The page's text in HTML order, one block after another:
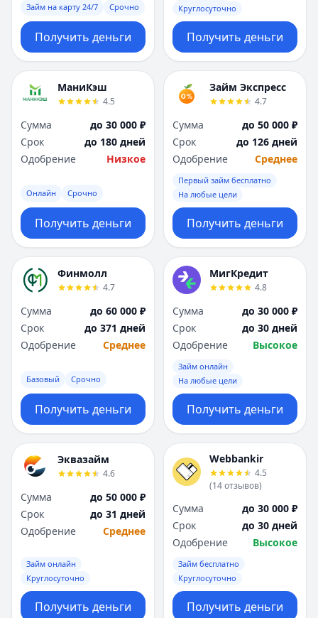
Займ на карту 24/7 Срочно
Получить деньги
Круглосуточно
Получить деньги
МаниКэш
4.5
Сумма
до 30 000 ₽
Срок
до 180 дней
Одобрение
Низкое
Онлайн Срочно
Получить деньги
Займ Экспресс
4.7
Сумма
до 50 000 ₽
Срок
до 126 дней
Одобрение
Среднее
Первый займ бесплатно
На любые цели
Получить деньги
Финмолл
4.7
Сумма
до 60 000 ₽
Срок
до 371 дней
Одобрение
Среднее
Базовый Срочно
Получить деньги
МигКредит
4.8
Сумма
до 30 000 ₽
Срок
до 30 дней
Одобрение
Высокое
Займ онлайн
На любые цели
Получить деньги
Эквазайм
4.6
Сумма
до 50 000 ₽
Срок
до 31 дней
Одобрение
Среднее
Займ онлайн
Круглосуточно
Получить деньги
Webbankir
4.5
(14отзывов)
Сумма
до 30 000 ₽
Срок
до 30 дней
Одобрение
Высокое
Займ бесплатно
Круглосуточно
Получить деньги